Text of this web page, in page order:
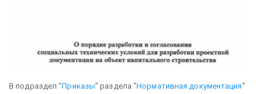
В подраздел "Приказы" раздела "Нормативная документация"